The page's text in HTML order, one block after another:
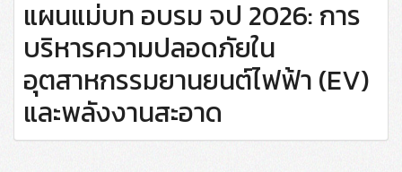
แผนแม่บท อบรม จป 2026: การ
บริหารความปลอดภัยใน
อุตสาหกรรมยานยนต์ไฟฟ้า (EV)
และพลังงานสะอาด